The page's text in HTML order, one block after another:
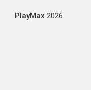
PlayMax 2026